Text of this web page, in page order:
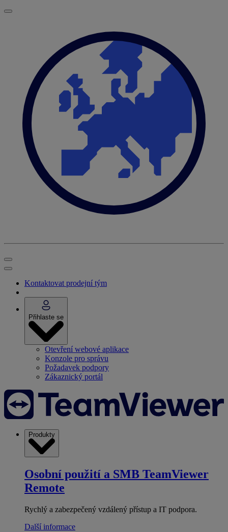
Kontaktovat prodejní tým
Přihlaste se
Otevření webové aplikace
Konzole pro správu
Požadavek podpory
Zákaznický portál
Produkty
Osobní použití a SMB TeamViewer
Remote
Rychlý a zabezpečený vzdálený přístup a IT podpora.
Další informace